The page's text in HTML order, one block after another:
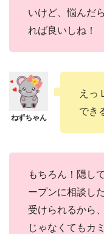
いけど、悩んだ
れば良いしね！
えっ
でき
もちろん！隠し
ープンに相談し
受けられるから
じゃなくてもカ